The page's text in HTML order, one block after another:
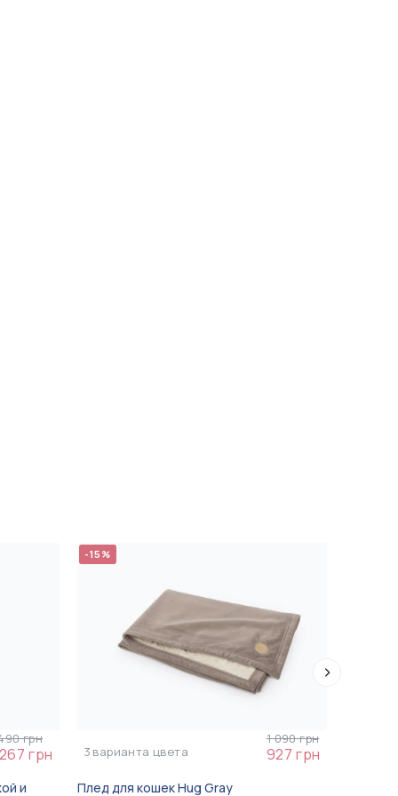
грн
грн
и
-15%
3 варианта цвета
1 090 грн
927 грн
Плед для кошек Hug Gray